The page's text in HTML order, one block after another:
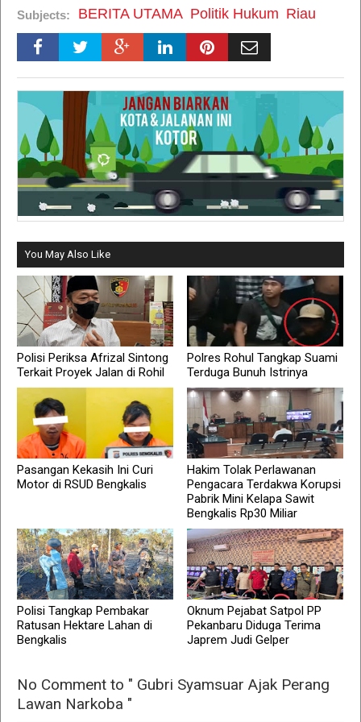
Subjects: BERITA UTAMA Politik Hukum Riau
You May Also Like
Polisi Periksa Afrizal Sintong
Terkait Proyek Jalan di Rohil
Polres Rohul Tangkap Suami
Terduga Bunuh Istrinya
Pasangan Kekasih Ini Curi
Motor di RSUD Bengkalis
Hakim Tolak Perlawanan
Pengacara Terdakwa Korupsi
Pabrik Mini Kelapa Sawit
Bengkalis Rp30 Miliar
Polisi Tangkap Pembakar
Ratusan Hektare Lahan di
Bengkalis
Oknum Pejabat Satpol PP
Pekanbaru Diduga Terima
Japrem Judi Gelper
No Comment to " Gubri Syamsuar Ajak Perang
Lawan Narkoba "